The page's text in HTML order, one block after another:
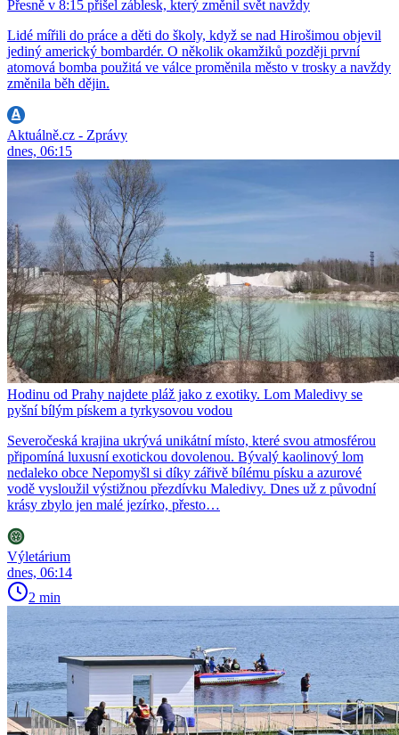
Přesně v 8:15 přišel záblesk, který změnil svět navždy
Lidé mířili do práce a děti do školy, když se nad Hirošimou objevil
jediný americký bombardér. O několik okamžiků později první
atomová bomba použitá ve válce proměnila město v trosky a navždy
změnila běh dějin.
Aktuálně.cz - Zprávy
dnes, 06:15
Hodinu od Prahy najdete pláž jako z exotiky. Lom Maledivy se
pyšní bílým pískem a tyrkysovou vodou
Severočeská krajina ukrývá unikátní místo, které svou atmosférou
připomíná luxusní exotickou dovolenou. Bývalý kaolinový lom
nedaleko obce Nepomyšl si díky zářivě bílému písku a azurové
vodě vysloužil výstižnou přezdívku Maledivy. Dnes už z původní
krásy zbylo jen malé jezírko, přesto…
Výletárium
dnes, 06:14
2 min